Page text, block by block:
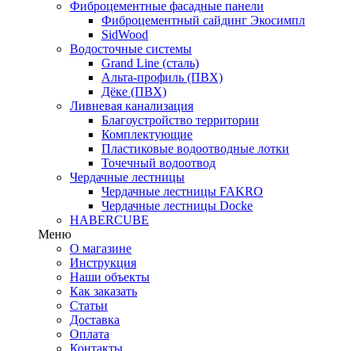
Фиброцементные фасадные панели
Фиброцементный сайдинг Экосимпл
SidWood
Водосточные системы
Grand Line (сталь)
Альта-профиль (ПВХ)
Дёке (ПВХ)
Ливневая канализация
Благоустройство территории
Комплектующие
Пластиковые водоотводные лотки
Точечный водоотвод
Чердачные лестницы
Чердачные лестницы FAKRO
Чердачные лестницы Docke
HABERCUBE
Меню
О магазине
Инструкция
Наши объекты
Как заказать
Статьи
Доставка
Оплата
Контакты